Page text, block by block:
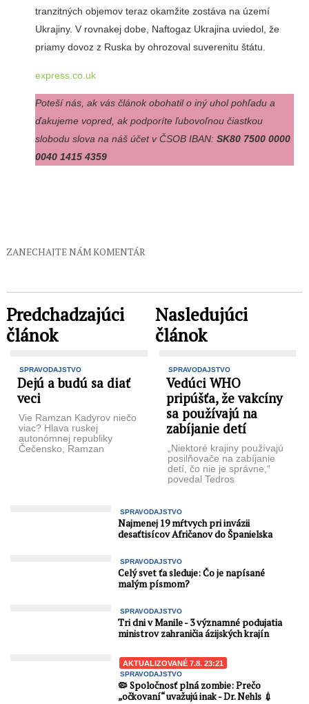
tranzitných objemov teraz okamžite zostáva na území
Ukrajiny. V rovnakej dobe, Naftogaz Ukrajina uviedol, že
priamy dovoz z Ruska by ohrozoval suverenitu štátu.
express.co.uk
Poteší nás, ak vás článok obohatil o iný uhol pohľadu a
ďakujeme vopred, ak podporíte ľubovoľnou čiastkou
slobodu slova na náš účet v ČSOB IBAN: SK80 7500 0000
0040 1415 4359
ZANECHAJTE NÁM KOMENTÁR
Predchadzajúci
článok
SPRAVODAJSTVO
Dejú a budú sa diať
veci
Vie Ramzan Kadyrov niečo
viac? Hlava ruskej
autonómnej republiky
Čečensko, Ramzan
Nasledujúci
článok
SPRAVODAJSTVO
Vedúci WHO
pripúšťa, že vakcíny
sa používajú na
zabíjanie detí
„Niektoré krajiny používajú
posilňovače na zabíjanie
detí, čo nie je správne,“
povedal Tedros
na povrch, generálny ...
SPRAVODAJSTVO
Najmenej 19 mŕtvych pri invázii
desaťtisícov Afričanov do Španielska
SPRAVODAJSTVO
Celý svet ťa sleduje: Čo je napísané
malým písmom?
SPRAVODAJSTVO
Tri dni v Manile - 3 významné podujatia
ministrov zahraničia ázijských krajín
AKTUALIZOVANÉ 7.8. 23:21
SPRAVODAJSTVO
🦠 Spoločnosť plná zombie: Prečo
„očkovaní“ uvažujú inak - Dr. Nehls 💉